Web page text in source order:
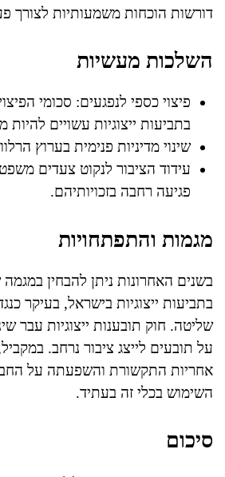
דורשות הוכחות משמעותיות לצורך
השלכות מעשיות
פיצוי כספי לנפגעים: סכומי
בתביעות ייצוגיות עשויים להיות
שינוי מדיניות פנימית בערוץ
עידוד הציבור לנקוט צעדים
פגיעה רחבה בזכויותיהם.
מגמות והתפתחויות
בשנים האחרונות ניתן להבחין
בתביעות ייצוגיות בישראל, בעיקר
שליטה. חוק תובענות ייצוגיות עבר
על תובעים לייצג ציבור נרחב.
אחריות התקשורת והשפעתה על
השימוש בכלי זה בעתיד.
סיכום